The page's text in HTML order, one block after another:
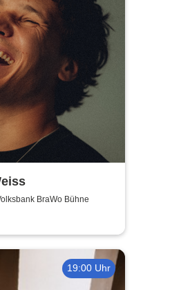
BraWo Bühne
19:00 Uhr